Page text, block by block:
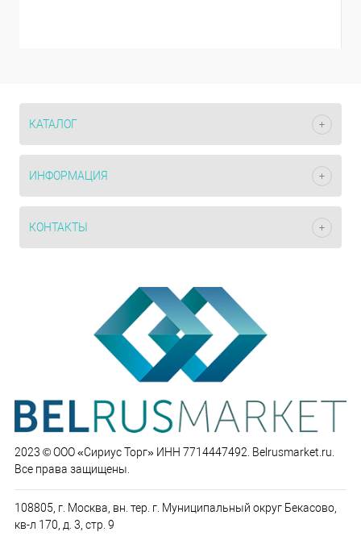
КАТАЛОГ
ИНФОРМАЦИЯ
КОНТАКТЫ
2023 © ООО «Сириус Торг» ИНН 7714447492. Belrusmarket.ru.
Все права защищены.
108805, г. Москва, вн. тер. г. Муниципальный округ Бекасово,
кв-л 170, д. 3, стр. 9